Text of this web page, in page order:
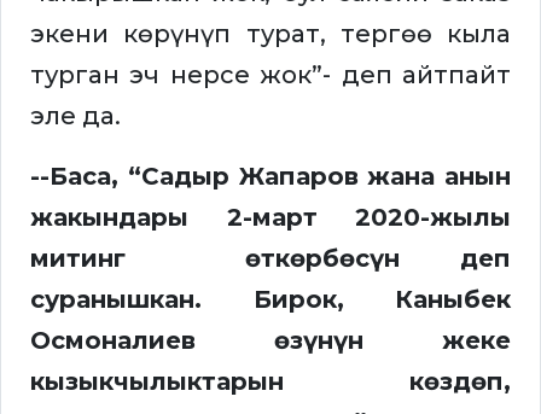
экени көрүнүп турат, тергөө кыла
турган эч нерсе жок”- деп айтпайт
эле да.
--Баса, “Садыр Жапаров жана анын
жакындары 2-март 2020-жылы
митинг өткөрбөсүн деп
суранышкан. Бирок, Каныбек
Осмоналиев өзүнүн жеке
кызыкчылыктарын көздөп,